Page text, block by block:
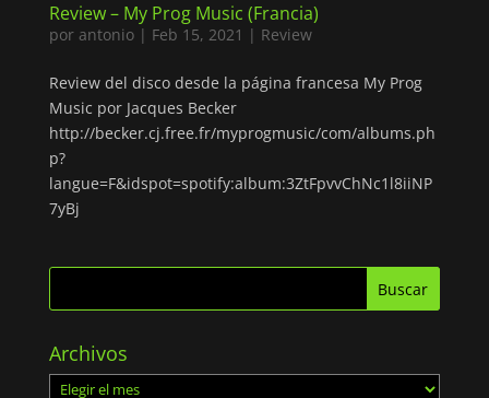
Review – My Prog Music (Francia)
por antonio| Feb 15, 2021 | Review
Review del disco desde la página francesa My Prog
Music por Jacques Becker
http://becker.cj.free.fr/myprogmusic/com/albums.ph
p?
langue=F&idspot=spotify:album:3ZtFpvvChNc1l8iiNP
7yBj
Archivos
Archivos